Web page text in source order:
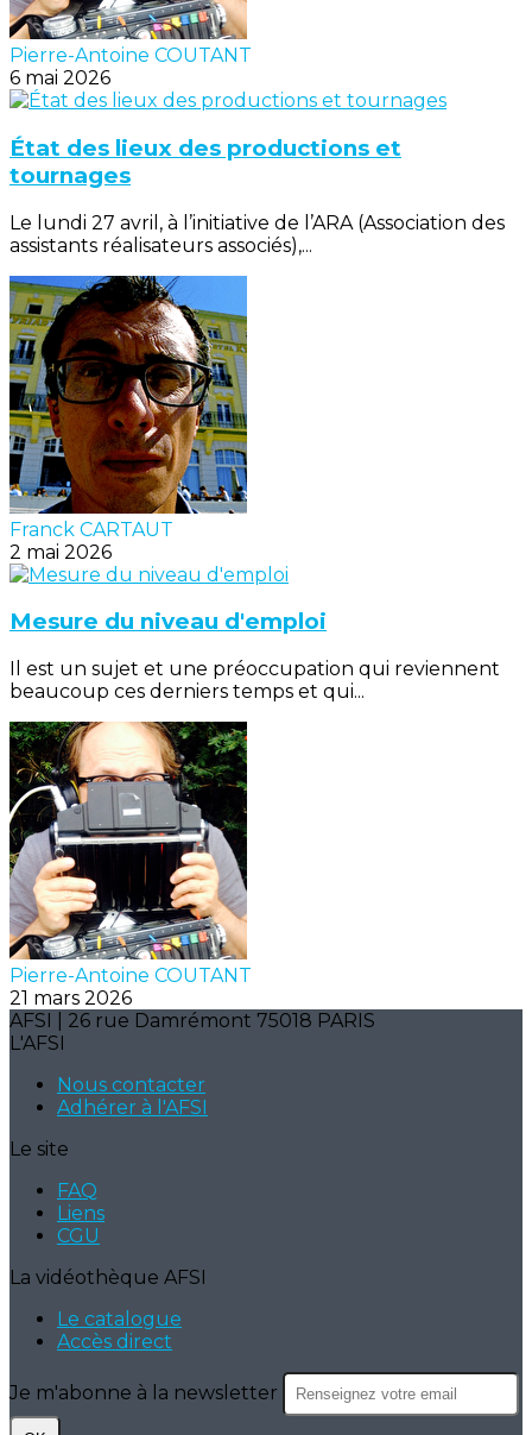
Pierre-Antoine COUTANT
6 mai 2026
État des lieux des productions et
tournages
Le lundi 27 avril, à l’initiative de l’ARA (Association des
assistants réalisateurs associés),...
Franck CARTAUT
2 mai 2026
Mesure du niveau d'emploi
Il est un sujet et une préoccupation qui reviennent
beaucoup ces derniers temps et qui...
Pierre-Antoine COUTANT
21 mars 2026
AFSI | 26 rue Damrémont 75018 PARIS
L'AFSI
Nous contacter
Adhérer à l'AFSI
Le site
FAQ
Liens
CGU
La vidéothèque AFSI
Le catalogue
Accès direct
Je m'abonne à la newsletter